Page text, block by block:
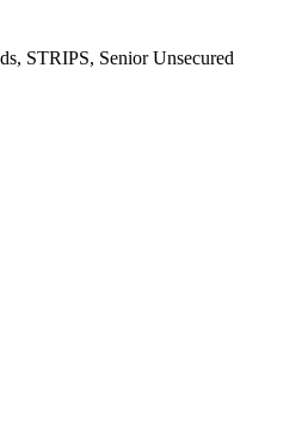
STRIPS, Senior Unsecured